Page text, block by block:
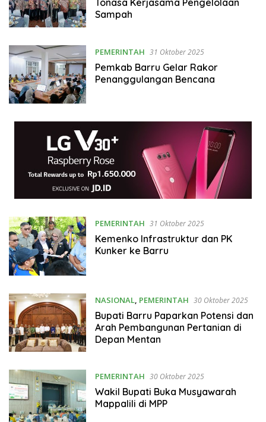
Tonasa Kerjasama Pengelolaan
Sampah
PEMERINTAH 31 Oktober 2025
Pemkab Barru Gelar Rakor
Penanggulangan Bencana
PEMERINTAH 31 Oktober 2025
Kemenko Infrastruktur dan PK
Kunker ke Barru
NASIONAL, PEMERINTAH 30 Oktober 2025
Bupati Barru Paparkan Potensi dan
Arah Pembangunan Pertanian di
Depan Mentan
PEMERINTAH 30 Oktober 2025
Wakil Bupati Buka Musyawarah
Mappalili di MPP